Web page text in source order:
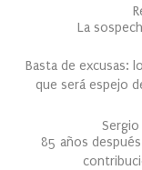
La
Basta de excusas:
que será espejo
85 años